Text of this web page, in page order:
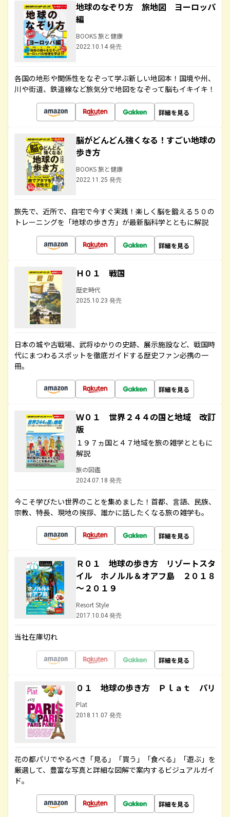
地球のなぞり方 旅地図 ヨーロッパ
編
BOOKS 旅と健康
2022.10.14 発売
各国の地形や関係性をなぞって学ぶ新しい地図本！国境や州、
川や街道、鉄道線など旅気分で地図をなぞって脳もイキイキ！
詳細を見る
脳がどんどん強くなる！すごい地球の
歩き方
BOOKS 旅と健康
2022.11.25 発売
旅先で、近所で、自宅で今すぐ実践！楽しく脳を鍛える５０の
トレーニングを「地球の歩き方」が最新脳科学とともに解説
詳細を見る
Ｈ０１ 戦国
歴史時代
2025.10.23 発売
日本の城や古戦場、武将ゆかりの史跡、展示施設など、戦国時
代にまつわるスポットを徹底ガイドする歴史ファン必携の一
冊。
詳細を見る
Ｗ０１ 世界２４４の国と地域 改訂
版
１９７ヵ国と４７地域を旅の雑学とともに
解説
旅の図鑑
2024.07.18 発売
今こそ学びたい世界のことを集めました！首都、言語、民族、
宗教、特長、現地の挨拶、誰かに話したくなる旅の雑学も。
詳細を見る
Ｒ０１ 地球の歩き方 リゾートスタ
イル ホノルル＆オアフ島 ２０１８
～２０１９
Resort Style
2017.10.04 発売
当社在庫切れ
詳細を見る
０１ 地球の歩き方 Ｐｌａｔ パリ
Plat
2018.11.07 発売
花の都パリでやるべき「見る」「買う」「食べる」「遊ぶ」を
厳選して、豊富な写真と詳細な図解で案内するビジュアルガイ
ド。
詳細を見る